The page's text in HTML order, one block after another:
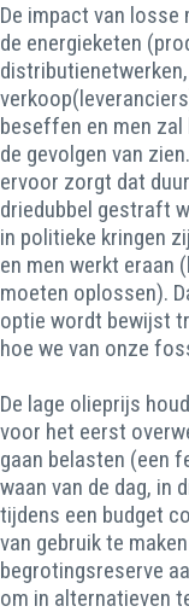
De impact van losse
de energieketen
beseffen en men zal
de gevolgen van
ervoor zorgt dat
driedubbel gestraft
in politieke kringen
en men werkt eraan
moeten oplossen).
optie wordt bewijst
hoe we van onze
De lage olieprijs
voor het eerst
gaan belasten (een
waan van de dag, in
tijdens een budget
van gebruik te
begrotingsreserve
om in alternatieven